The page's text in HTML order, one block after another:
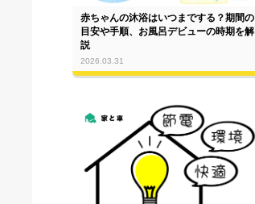
赤ちゃんの沐浴はいつまでする？期間の
目安や手順、お風呂デビューの時期を解
説
2026.03.31